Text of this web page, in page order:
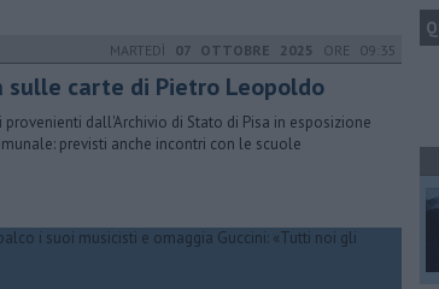
MARTEDÌ 07 OTTOBRE 2025 ORE 09:35
sulle carte di Pietro Leopoldo
dall'Archivio di Stato di Pisa in esposizione
previsti anche incontri con le scuole